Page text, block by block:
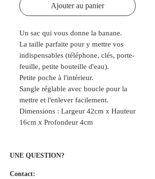
Ajouter au panier
Un sac qui vous donne la banane.
La taille parfaite pour y mettre vos
indispensables (téléphone, clés, porte-
feuille, petite bouteille d'eau).
Petite poche à l'intérieur.
Sangle réglable avec boucle pour la
mettre et l'enlever facilement.
Dimensions : Largeur 42cm x Hauteur
16cm x Profondeur 4cm
UNE QUESTION?
Contact: